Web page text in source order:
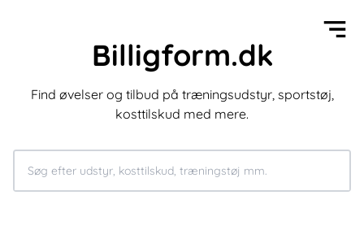
Billigform.dk
Find øvelser og tilbud på træningsudstyr, sportstøj,
kosttilskud med mere.